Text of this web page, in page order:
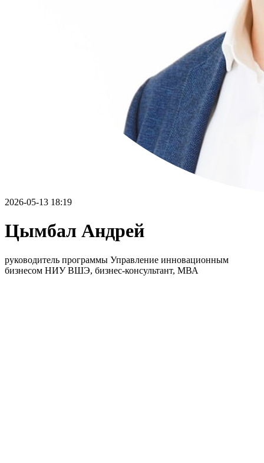
2026-05-13 18:19
Цымбал Андрей
руководитель программы Управление инновационным
бизнесом НИУ ВШЭ, бизнес-консультант, МВА